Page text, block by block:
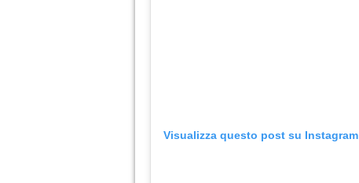
Visualizza questo post su Instagram